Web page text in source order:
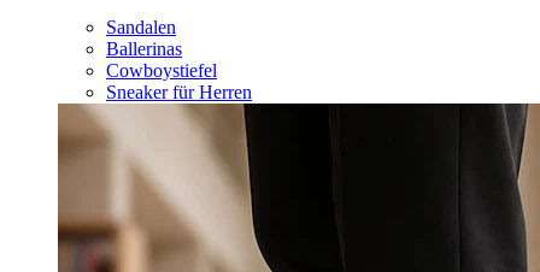
Sandalen
Ballerinas
Cowboystiefel
Sneaker für Herren